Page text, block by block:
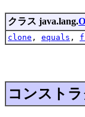
クラス java.lang.
clone , equals ,
コンスト